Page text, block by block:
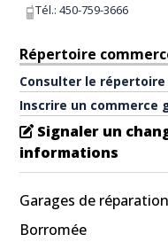
Tél.:450-759-3666
Répertoire
Consulter le
Inscrire un commerce
Signaler un
informations
Garages de
Borromée